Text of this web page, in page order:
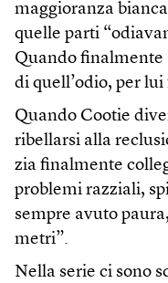
maggioranza
quelle parti
Quando finalmente
di quell’odio, per
Quando Cootie
ribellarsi alla
zia finalmente
problemi razziali,
sempre avuto
metri”.
Nella serie ci sono